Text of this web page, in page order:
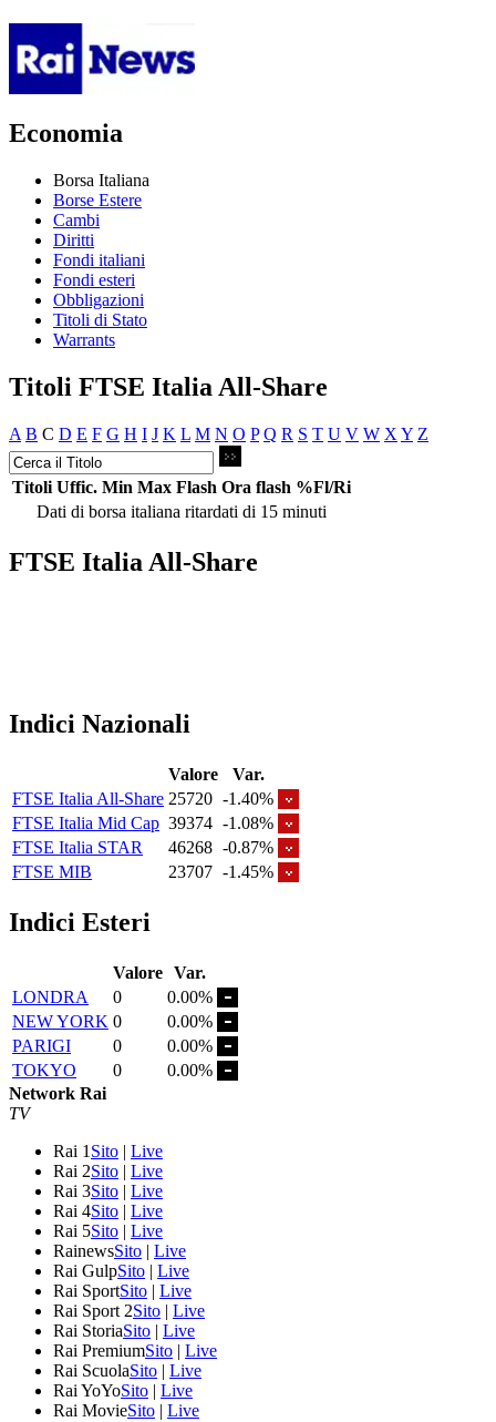
Economia
Borsa Italiana
Borse Estere
Cambi
Diritti
Fondi italiani
Fondi esteri
Obbligazioni
Titoli di Stato
Warrants
Titoli FTSE Italia All-Share
A B C D E F G H I J K L M N O P Q R S T U V W X Y Z
Titoli Uffic. Min Max Flash Ora flash %Fl/Ri
Dati di borsa italiana ritardati di 15 minuti
FTSE Italia All-Share
Indici Nazionali
Valore
Var.
FTSE Italia All-Share 25720 -1.40%
FTSE Italia Mid Cap 39374 -1.08%
FTSE Italia STAR
46268 -0.87%
FTSE MIB
23707 -1.45%
Indici Esteri
Valore Var.
LONDRA
0
0.00%
NEW YORK 0
0.00%
PARIGI
0
0.00%
TOKYO
0
0.00%
Network Rai
TV
Rai 1 Sito | Live
Rai 2Sito | Live
Rai 3Sito | Live
Rai 4Sito | Live
Rai 5Sito | Live
RainewsSito | Live
Rai GulpSito | Live
Rai SportSito | Live
Rai Sport 2Sito | Live
Rai StoriaSito | Live
Rai PremiumSito | Live
Rai ScuolaSito | Live
Rai YoYoSito | Live
Rai MovieSito | Live